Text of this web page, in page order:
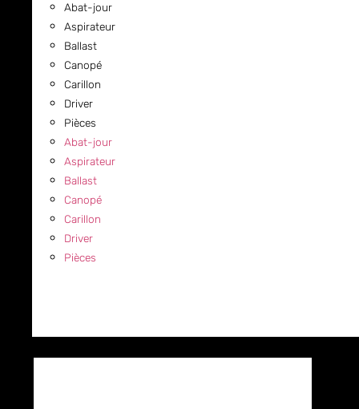
Abat-jour
Aspirateur
Ballast
Canopé
Carillon
Driver
Pièces
Abat-jour
Aspirateur
Ballast
Canopé
Carillon
Driver
Pièces